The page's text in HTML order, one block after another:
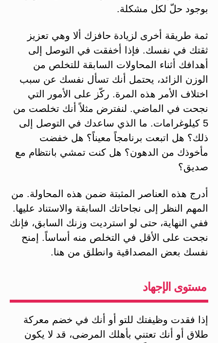
بوجود حلّ لكل مشكلة.
ثمة طريقة أخرى لزيادة حافزك ألا وهي تعزيز
ثقتك في نفسك. فإذا أخفقت في التوصل إلى
أهدافك أثناء المحاولات السابقة للتخلص من
الوزن الزائد، يحتمل أنك تسأل نفسك عن سبب
اختلاف الأمر هذه المرة. ركّز على الأمور التي
نجحت في الماضي. لنفترض مثلاً أنك تخلصت من
5 كيلوغرامات. ما الذي ساعدك في التوصل إلى
ذلك؟ هل اتبعت برنامجاً معيناً؟ هل خفضت
مأخوذك من الدهون؟ هل كنت تمشي بانتظام مع
صديق؟
أدرج هذه العناصر المثبتة ضمن هذه المحاولة. من
المهم النظر إلى نجاحاتك السابقة والاستناد عليها.
ففي النهاية، حتى لو استرديت وزنك السابق، فإنك
نجحت على الأقل في التخلص منه أساساً. إمنح
نفسك بعض المصداقية وانطلق من هنا.
مستوى الإجهاد
إذا فقدت وظيفتك للتو أو أنك في خضم معركة
طلاق أو أنك تعتني بأهلك المرضى، قد لا يكون